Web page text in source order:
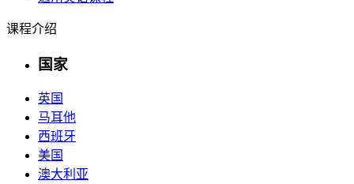
课程介绍
国家
英国
马耳他
西班牙
美国
澳大利亚